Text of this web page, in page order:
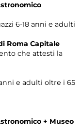
6-18 anni e adulti
Roma Capitale
che attesti la
e adulti oltre i 65
+ Museo